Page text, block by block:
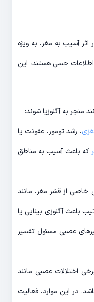
آسیب به مغز، به ویژه
حسی هستند، این
منجر به آگنوزیا شوند:
، رشد تومور، عفونت یا
که باعث آسیب به مناطق
از قشر مغز، مانند
باعث آگنوزی بینایی یا
عصبی مسئول تفسیر
اختلالات عصبی مانند
در این موارد، فعالیت